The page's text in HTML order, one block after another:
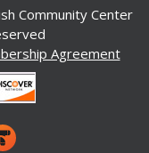
Community Center
Agreement